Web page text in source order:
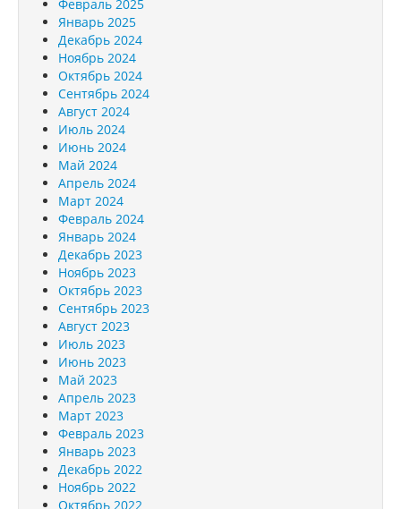
Февраль 2025
Январь 2025
Декабрь 2024
Ноябрь 2024
Октябрь 2024
Сентябрь 2024
Август 2024
Июль 2024
Июнь 2024
Май 2024
Апрель 2024
Март 2024
Февраль 2024
Январь 2024
Декабрь 2023
Ноябрь 2023
Октябрь 2023
Сентябрь 2023
Август 2023
Июль 2023
Июнь 2023
Май 2023
Апрель 2023
Март 2023
Февраль 2023
Январь 2023
Декабрь 2022
Ноябрь 2022
Октябрь 2022